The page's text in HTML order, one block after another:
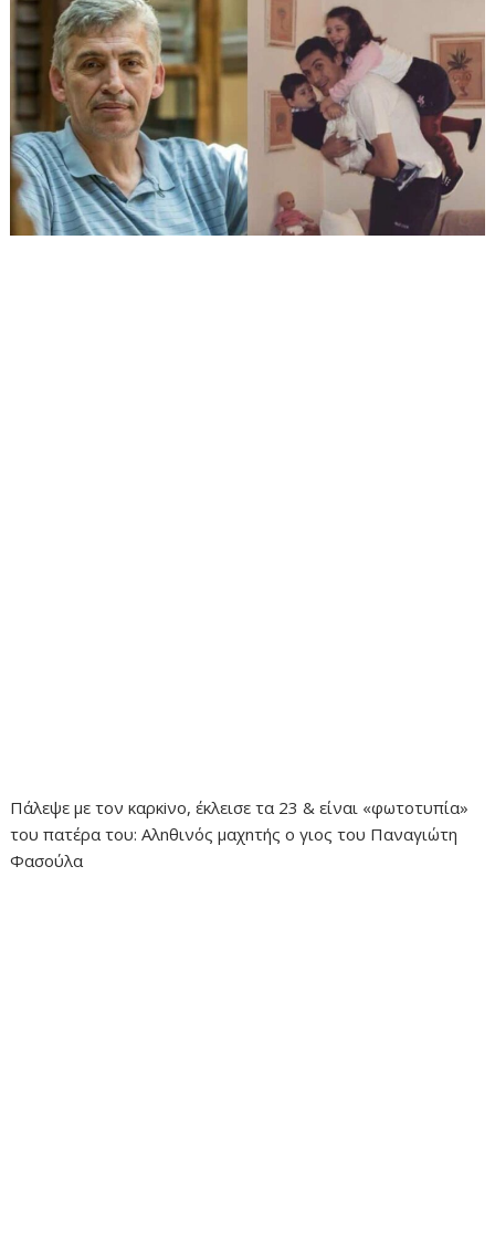
Πάλεψε με τον καρκiνο, έκλεισε τα 23 & είναι «φωτοτυπία»
του πατέρα του: Αλnθινός μαχnτής ο γιος του Παναγιώτη
Φασούλα